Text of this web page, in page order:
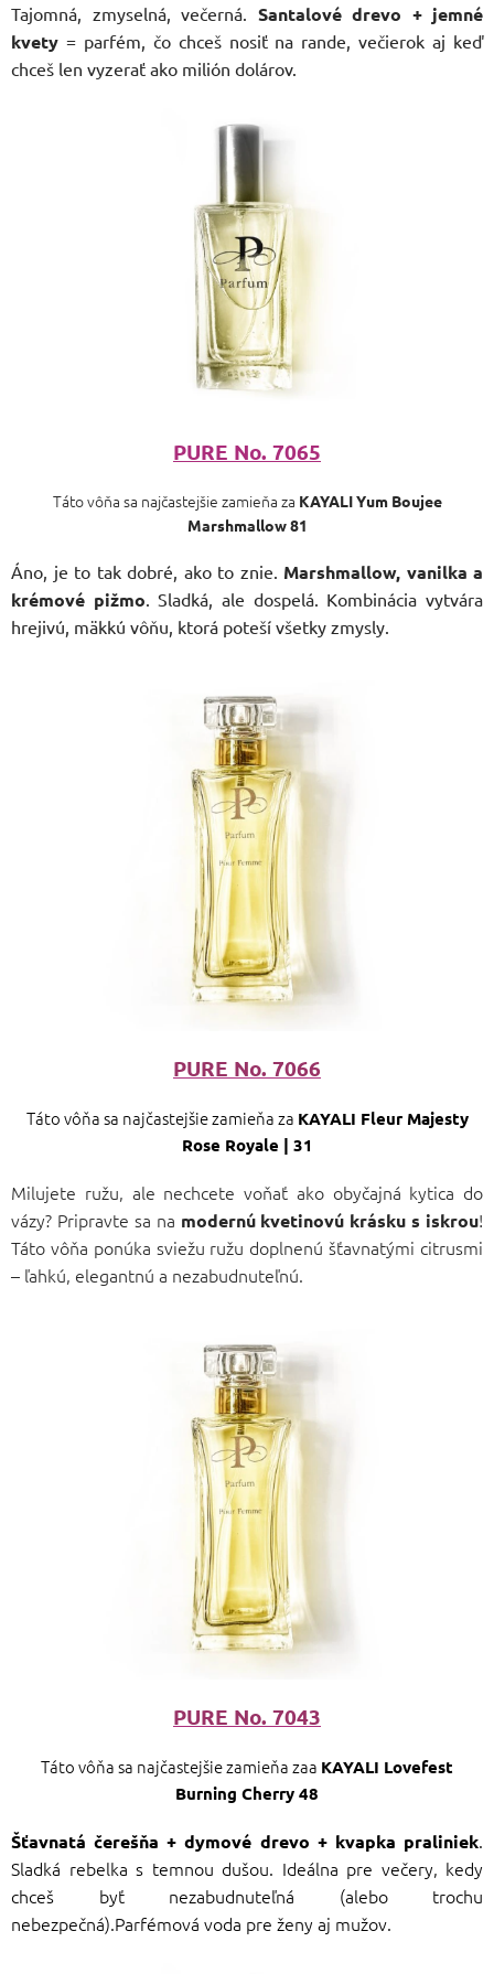
Tajomná, zmyselná, večerná. Santalové drevo + jemné
kvety = parfém, čo chceš nosiť na rande, večierok aj keď
chceš len vyzerať ako milión dolárov.
PURE No. 7065
Táto vôňa sa najčastejšie zamieňa za KAYALI Yum Boujee
Marshmallow 81
Áno, je to tak dobré, ako to znie. Marshmallow, vanilka a
krémové pižmo. Sladká, ale dospelá. Kombinácia vytvára
hrejivú, mäkkú vôňu, ktorá poteší všetky zmysly.
PURE No. 7066
Táto vôňa sa najčastejšie zamieňa za KAYALI Fleur Majesty
Rose Royale | 31
Milujete ružu, ale nechcete voňať ako obyčajná kytica do
vázy? Pripravte sa na modernú kvetinovú krásku s iskrou!
Táto vôňa ponúka sviežu ružu doplnenú šťavnatými citrusmi
– ľahkú, elegantnú a nezabudnuteľnú.
PURE No. 7043
Táto vôňa sa najčastejšie zamieňa zaa KAYALI Lovefest
Burning Cherry 48
Šťavnatá čerešňa + dymové drevo + kvapka praliniek.
Sladká rebelka s temnou dušou. Ideálna pre večery, kedy
chceš byť nezabudnuteľná (alebo trochu
nebezpečná).Parfémová voda pre ženy aj mužov.